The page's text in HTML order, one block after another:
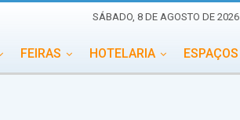
SÁBADO, 8 DE AGOSTO DE 2026
FEIRAS HOTELARIA ESPAÇOS